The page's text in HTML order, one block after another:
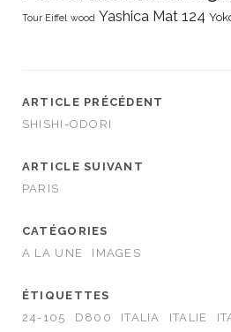
Tour Eiffel wood Yashica Mat 124
ARTICLE PRÉCÉDENT
SHISHI-ODORI
ARTICLE SUIVANT
PARIS
CATÉGORIES
A LA UNE
IMAGES
ÉTIQUETTES
24-105
D800 ITALIA ITALIE